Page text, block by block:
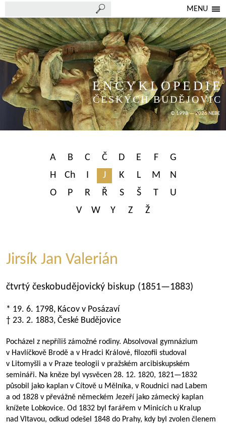
MENU
ENCYKLOPEDIE
ČESKÝCH BUDĚJOVIC
© 1998 — 2026 NEBE
A B C Č D E F
G
H
Ch I J K L M
N
O
P R Ř S Š T
U
V
W Y Z Ž
Jirsík Jan Valerián
čtvrtý českobudějovický biskup (1851—1883)
* 19. 6. 1798, Kácov v Posázaví
† 23. 2. 1883, České Budějovice
Pocházel z nepříliš zámožné rodiny. Absolvoval gymnázium
v Havlíčkově Brodě a v Hradci Králové, filozofii studoval
v Litomyšli a v Praze teologii v pražském arcibiskupském
semináři. Na kněze byl vysvěcen 28. 12. 1820, 1821—1832
působil jako kaplan v Cítově u Mělníka, v Roudnici nad Labem
a od 1828 v převážně německém Jezeří jako zámecký kaplan
knížete Lobkovice. Od 1832 byl farářem v Minicích u Kralup
nad Vltavou, odkud odešel 1848 do Prahy, kdy byl zvolen členem